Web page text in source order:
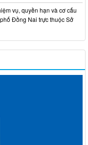
vụ, quyền hạn và cơ cấu
Đồng Nai trực thuộc Sở